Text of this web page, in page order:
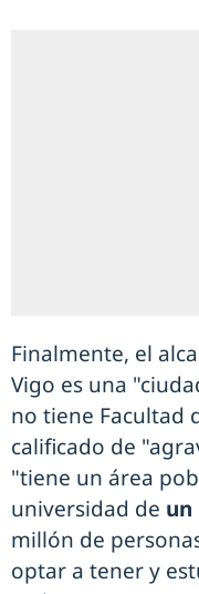
Finalmente, el
Vigo es una
no tiene Facultad
calificado de
"tiene un área
universidad de un
millón de
optar a tener y